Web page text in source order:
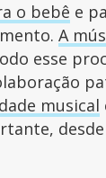
o bebê e
A
esse
musical